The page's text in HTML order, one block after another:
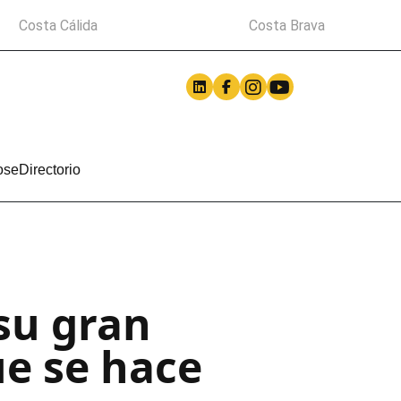
Directorio
Costa Cálida Costa Brava
gran
se hace